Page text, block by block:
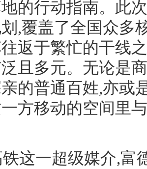
的行动指南。此
,覆盖了全国众多
返于繁忙的干线
且多元。无论是
的普通百姓,亦或
方移动的空间里
这一超级媒介,富